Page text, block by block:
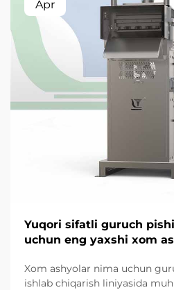
Apr
Yuqori sifatli guruch
uchun eng yaxshi xom
Xom ashyolar nima uchun
ishlab chiqarish liniyasida